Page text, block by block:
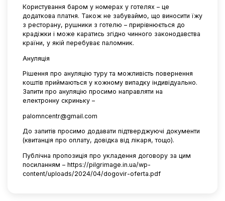
Користування баром у номерах у готелях – це
додаткова платня. Також не забуваймо, що виносити їжу
з ресторану, рушники з готелю – прирівнюється до
крадіжки і може каратись згідно чинного законодавства
країни, у якій перебуває паломник.
Ануляція
Рішення про ануляцію туру та можливість повернення
коштів приймаються у кожному випадку індивідуально.
Запити про ануляцію просимо направляти на
електронну скриньку –
palomncentr@gmail.com
До запитів просимо додавати підтверджуючі документи
(квитанція про оплату, довідка від лікаря, тощо).
Публічна пропозиція про укладення договору за цим
посиланням – https://pilgrimage.in.ua/wp-
content/uploads/2024/04/dogovir-oferta.pdf